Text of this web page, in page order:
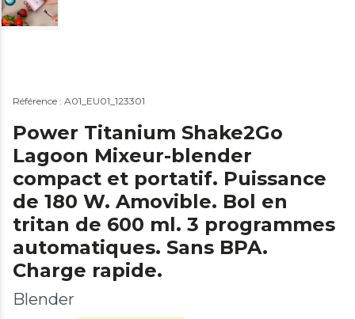
Référence : A01_EU01_123301
Power Titanium Shake2Go
Lagoon Mixeur-blender
compact et portatif. Puissance
de 180 W. Amovible. Bol en
tritan de 600 ml. 3 programmes
automatiques. Sans BPA.
Charge rapide.
Blender